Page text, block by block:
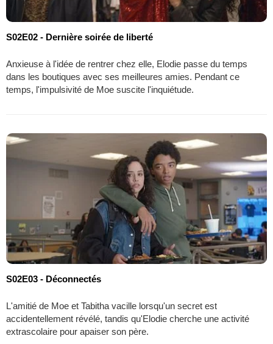
S02E02 - Dernière soirée de liberté
Anxieuse à l'idée de rentrer chez elle, Elodie passe du temps
dans les boutiques avec ses meilleures amies. Pendant ce
temps, l'impulsivité de Moe suscite l'inquiétude.
S02E03 - Déconnectés
L'amitié de Moe et Tabitha vacille lorsqu'un secret est
accidentellement révélé, tandis qu'Elodie cherche une activité
extrascolaire pour apaiser son père.